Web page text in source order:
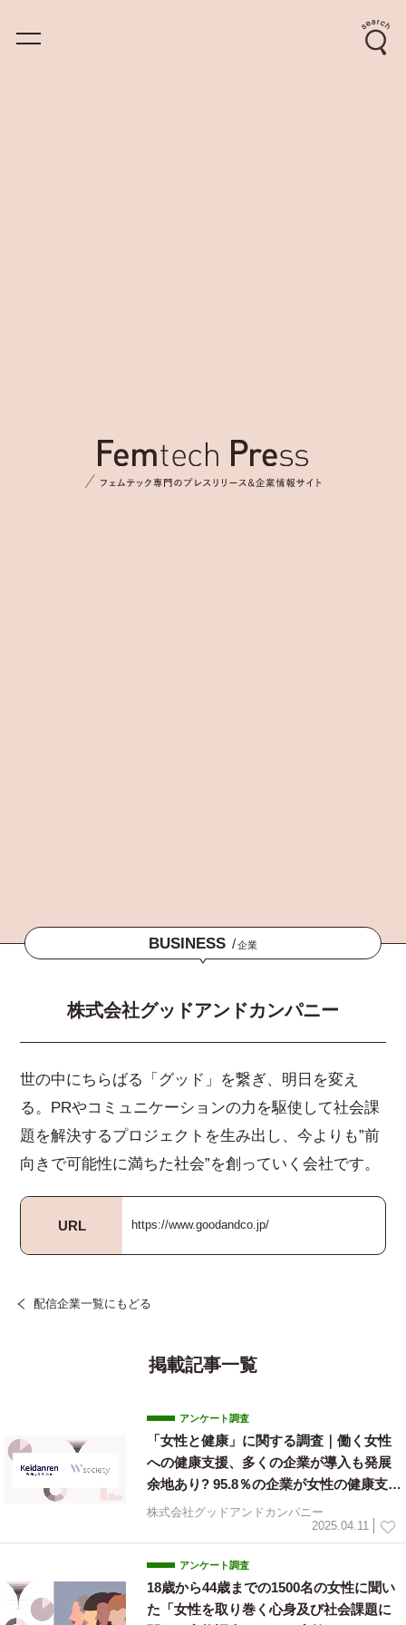
BUSINESS /企業
株式会社グッドアンドカンパニー
世の中にちらばる「グッド」を繋ぎ、明日を変え
る。PRやコミュニケーションの力を駆使して社会課
題を解決するプロジェクトを生み出し、今よりも”前
向きで可能性に満ちた社会”を創っていく会社です。
URL https://www.goodandco.jp/
配信企業一覧にもどる
掲載記事一覧
アンケート調査
「⼥性と健康」に関する調査｜働く⼥性
への健康⽀援、多くの企業が導⼊も発展
余地あり? 95.8％の企業が⼥性の健康⽀援
を実施も、「進歩的」と評価したのは“2
株式会社グッドアンドカンパニー
2025.04.11
アンケート調査
18歳から44歳までの1500名の女性に聞い
た「女性を取り巻く心身及び社会課題に